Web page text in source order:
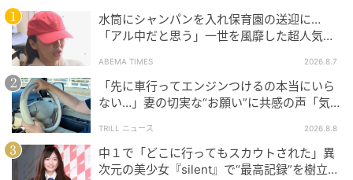
めるリズムで子ども達と一緒に考えて作ってもらいま
す。取り札に載せるポケモンの名前と、タイプやわざ
の特徴を端的にリズムよくまとめるのは意外に難し
く、苦労していました。その分、できあがった手作り
カルタに大喜び！
水筒にシャンパンを入れ保育園の送迎に…
「アル中だと思う」一世を風靡した超人気タ
ABEMA TIMES 2026.8.7
「先に車行ってエンジンつけるの本当にいら
ない…」妻の切実な“お願い”に共感の声「気
TRILL ニュース 2026.8.8
中１で「どこに行ってもスカウトされた」異
次元の美少女『silent』で“最高記録”を樹立し